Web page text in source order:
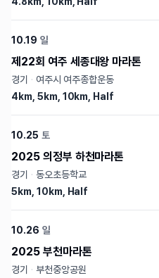
10.19 일
제22회 여주 세종대왕 마라톤
경기 · 여주시 여주종합운동
4km, 5km, 10km, Half
10.25 토
2025 의정부 하천마라톤
경기 · 동오초등학교
5km, 10km, Half
10.26 일
2025 부천마라톤
경기 · 부천중앙공원